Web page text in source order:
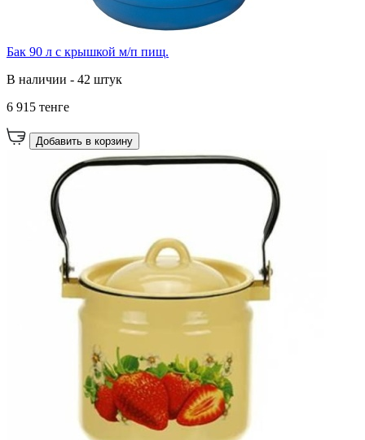
Бак 90 л с крышкой м/п пищ.
В наличии - 42 штук
6 915 тенге
Добавить в корзину